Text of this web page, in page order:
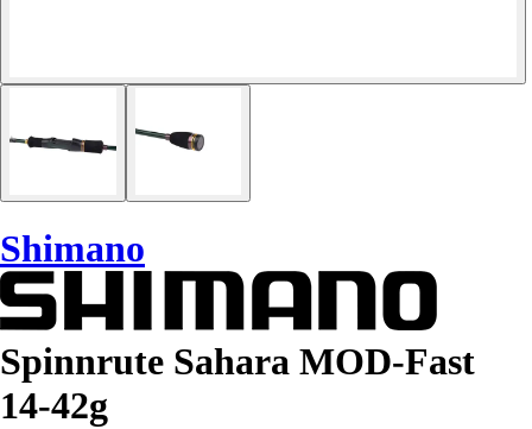
Shimano
Spinnrute Sahara MOD-Fast
14-42g